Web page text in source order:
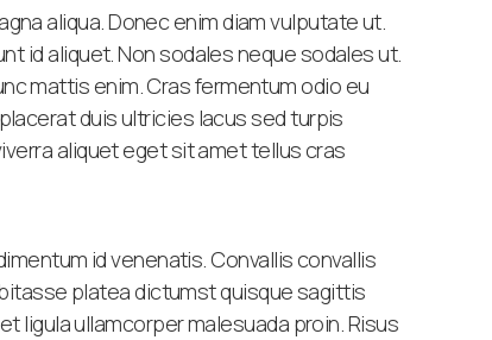
aliqua. Donec enim diam vulputate ut.
id aliquet. Non sodales neque sodales ut.
mattis enim. Cras fermentum odio eu
duis ultricies lacus sed turpis
aliquet eget sit amet tellus cras
id venenatis. Convallis convallis
platea dictumst quisque sagittis
ligula ullamcorper malesuada proin. Risus